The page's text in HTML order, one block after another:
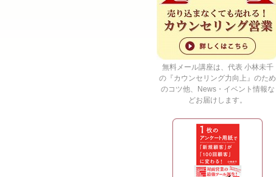
無料メール講座は、代表 小林未千
の『カウンセリング力向上』のため
のコツ他、News・イベント情報な
どお届けします。